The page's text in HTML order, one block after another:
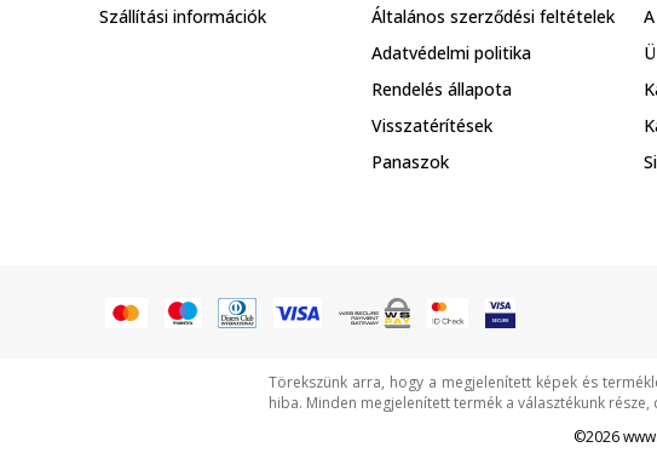
Szállítási információk
Általános szerződési feltételek
Adatvédelmi politika
Rendelés állapota
Visszatérítések
Panaszok
Törekszünk arra, hogy a megjelenített képek és
hiba. Minden megjelenített termék a választékunk
©2026